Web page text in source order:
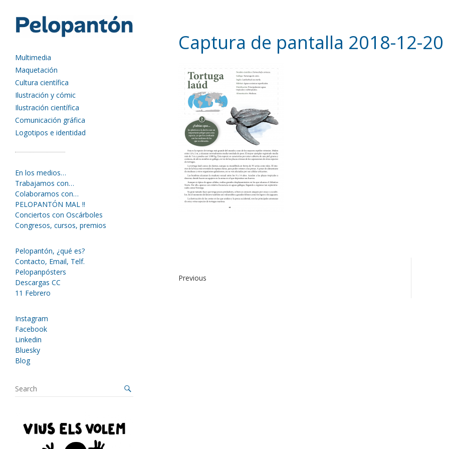
Multimedia
Maquetación
Cultura científica
Ilustración y cómic
Ilustración científica
Comunicación gráfica
Logotipos e identidad
Captura de pantalla 2018-12-
Previous
En los medios…
Trabajamos con…
Colaboramos con…
PELOPANTÓN MAL !!
Conciertos con Oscárboles
Congresos, cursos, premios
Pelopantón, ¿qué es?
Contacto, Email, Telf.
Pelopanpósters
Descargas CC
11 Febrero
Instagram
Facebook
Linkedin
Bluesky
Blog
S
e